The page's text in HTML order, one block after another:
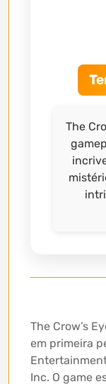
The
The Crow’s
em primeira
Inc. O game